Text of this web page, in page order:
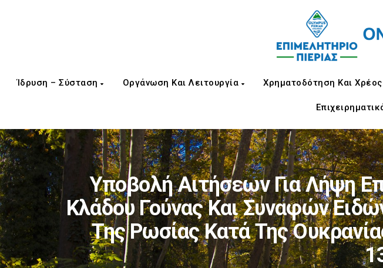
Ίδρυση – Σύσταση Οργάνωση Και Λειτουργία Χρηματοδότηση Και Χρέος
Υποβολή Αιτήσεων Για Λήψη
Κλάδου Γούνας Και Συναφών
Της Ρωσίας Κατά Της